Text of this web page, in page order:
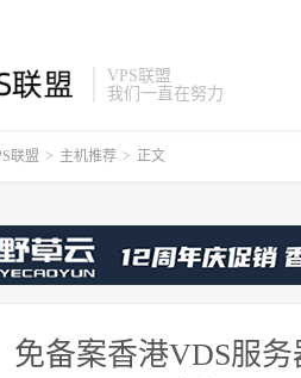
VPS联盟
我们一直在努力
联盟 > 主机推荐 > 正文
免备案香港VDS服